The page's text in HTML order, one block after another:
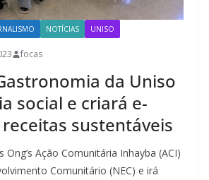
NOTÍCIAS UNISO
focas
da Uniso
social e criará e-
sustentáveis
Ação Comunitária Inhayba (ACI)
Comunitário (NEC) e irá